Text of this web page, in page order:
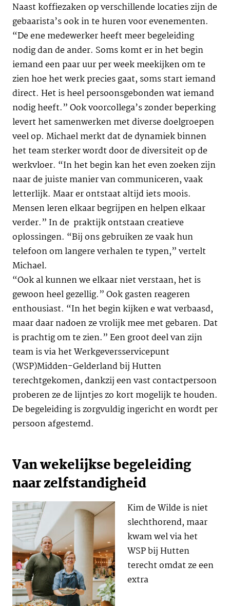
Naast koffiezaken op verschillende locaties zijn de
gebaarista’s ook in te huren voor evenementen.
“De ene medewerker heeft meer begeleiding
nodig dan de ander. Soms komt er in het begin
iemand een paar uur per week meekijken om te
zien hoe het werk precies gaat, soms start iemand
direct. Het is heel persoonsgebonden wat iemand
nodig heeft.” Ook voorcollega’s zonder beperking
levert het samenwerken met diverse doelgroepen
veel op. Michael merkt dat de dynamiek binnen
het team sterker wordt door de diversiteit op de
werkvloer. “In het begin kan het even zoeken zijn
naar de juiste manier van communiceren, vaak
letterlijk. Maar er ontstaat altijd iets moois.
Mensen leren elkaar begrijpen en helpen elkaar
verder.” In de praktijk ontstaan creatieve
oplossingen. “Bij ons gebruiken ze vaak hun
telefoon om langere verhalen te typen,” vertelt
Michael.
“Ook al kunnen we elkaar niet verstaan, het is
gewoon heel gezellig.” Ook gasten reageren
enthousiast. “In het begin kijken e wat verbaasd,
maar daar nadoen ze vrolijk mee met gebaren. Dat
is prachtig om te zien.” Een groot deel van zijn
team is via het Werkgeversservicepunt
(WSP)Midden-Gelderland bij Hutten
terechtgekomen, dankzij een vast contactpersoon
proberen ze de lijntjes zo kort mogelijk te houden.
De begeleiding is zorgvuldig ingericht en wordt per
persoon afgestemd.
Van wekelijkse begeleiding
naar zelfstandigheid
Kim de Wilde is niet
slechthorend, maar
kwam wel via het
WSP bij Hutten
terecht omdat ze een
extra